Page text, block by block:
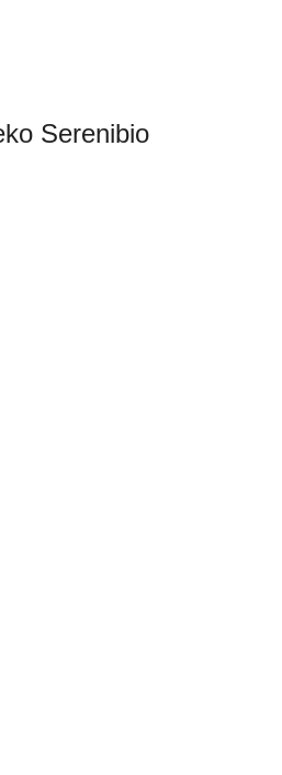
Serenibio